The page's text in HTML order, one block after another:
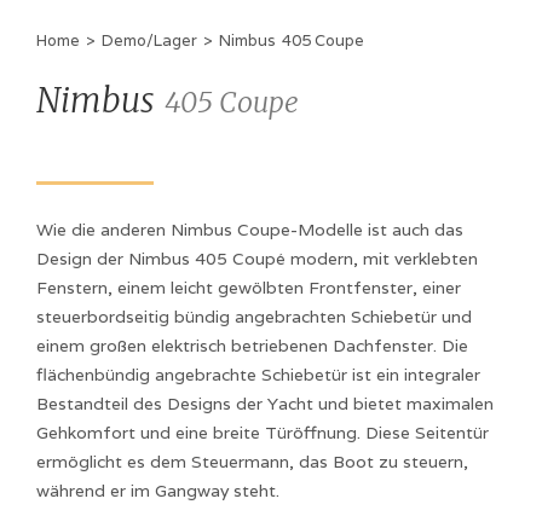
Home > Demo/Lager > Nimbus 405 Coupe
Nimbus 405 Coupe
Wie die anderen Nimbus Coupe-Modelle ist auch das
Design der Nimbus 405 Coupé modern, mit verklebten
Fenstern, einem leicht gewölbten Frontfenster, einer
steuerbordseitig bündig angebrachten Schiebetür und
einem großen elektrisch betriebenen Dachfenster. Die
flächenbündig angebrachte Schiebetür ist ein integraler
Bestandteil des Designs der Yacht und bietet maximalen
Gehkomfort und eine breite Türöffnung. Diese Seitentür
ermöglicht es dem Steuermann, das Boot zu steuern,
während er im Gangway steht.